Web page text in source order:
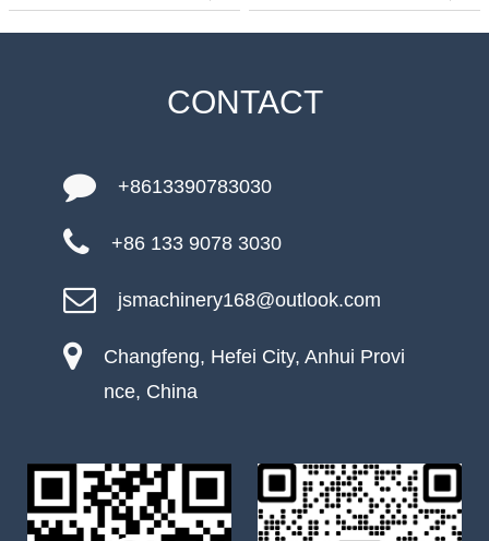
CONTACT
+8613390783030
+86 133 9078 3030
jsmachinery168@outlook.com
Changfeng, Hefei City, Anhui Provi
nce, China